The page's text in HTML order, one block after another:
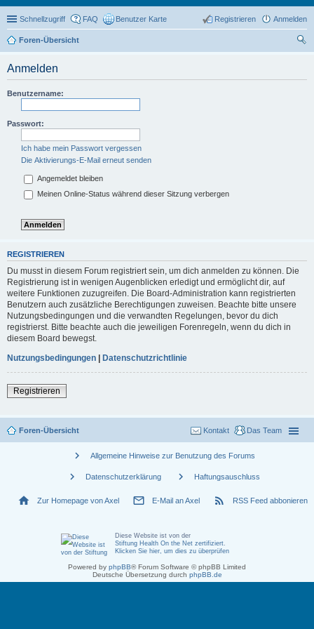
Schnellzugriff FAQ Benutzer Karte Anmelden
Registrieren
Foren-Übersicht
Anmelden
Benutzername:
Passwort:
Ich habe mein Passwort vergessen
Die Aktivierungs-E-Mail erneut senden
Angemeldet bleiben
Meinen Online-Status während dieser Sitzung verbergen
REGISTRIEREN
Du musst in diesem Forum registriert sein, um dich anmelden zu können. Die
Registrierung ist in wenigen Augenblicken erledigt und ermöglicht dir, auf
weitere Funktionen zuzugreifen. Die Board-Administration kann registrierten
Benutzern auch zusätzliche Berechtigungen zuweisen. Beachte bitte unsere
Nutzungsbedingungen und die verwandten Regelungen, bevor du dich
registrierst. Bitte beachte auch die jeweiligen Forenregeln, wenn du dich in
diesem Board bewegst.
Nutzungsbedingungen | Datenschutzrichtlinie
Registrieren
Foren-Übersicht Das Team
Kontakt
chevron_right Allgemeine Hinweise zur Benutzung des Forums
chevron_right Datenschutzerklärung chevron_right Haftungsauschluss
home Zur Homepage von Axel mail_outline E-Mail an Axel rss_feed RSS Feed abbonieren
Diese Website ist von der
Stiftung Health On the Net zertifiziert
Klicken Sie hier, um dies zu überprüfen
Powered by phpBB® Forum Software © phpBB Limited
Deutsche Übersetzung durch phpBB.de